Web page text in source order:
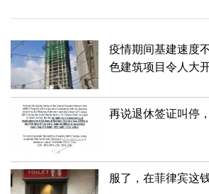
疫情期间基建速度
色建筑项目令人大
再说退休签证叫停
服了，在菲律宾这